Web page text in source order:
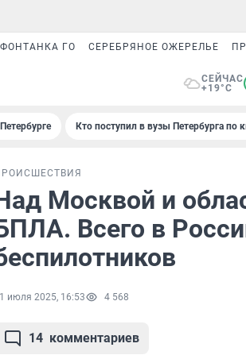
ФОНТАНКА ГО СЕРЕБРЯНОЕ ОЖЕРЕЛЬЕ
СЕЙЧАС
+19°C
Кто поступил в вузы Петербурга по
Москвой и
Всего в
июля 2025, 16:53 4 568
14 комментариев